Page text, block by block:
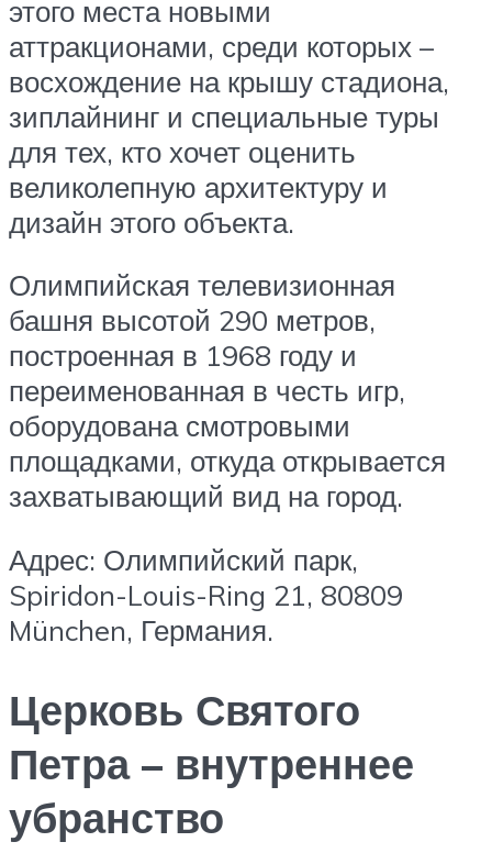
этого места новыми
аттракционами, среди которых –
восхождение на крышу стадиона,
зиплайнинг и специальные туры
для тех, кто хочет оценить
великолепную архитектуру и
дизайн этого объекта.
Олимпийская телевизионная
башня высотой 290 метров,
построенная в 1968 году и
переименованная в честь игр,
оборудована смотровыми
площадками, откуда открывается
захватывающий вид на город.
Адрес: Олимпийский парк,
Spiridon-Louis-Ring 21, 80809
München, Германия.
Церковь Святого
Петра – внутреннее
убранство